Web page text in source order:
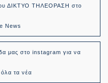
του ΔΙΚΤΥΟ ΤΗΛΕΟΡΑΣΗ στο
News
μας στο instagram για να
όλα τα νέα